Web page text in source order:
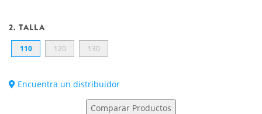
2. TALLA
110 120 130
Encuentra un distribuidor
Comparar Productos